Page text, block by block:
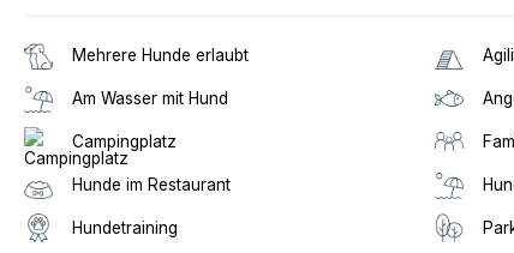
Mehrere Hunde erlaubt
Am Wasser mit Hund
Campingplatz
Hunde im Restaurant
Hundetraining